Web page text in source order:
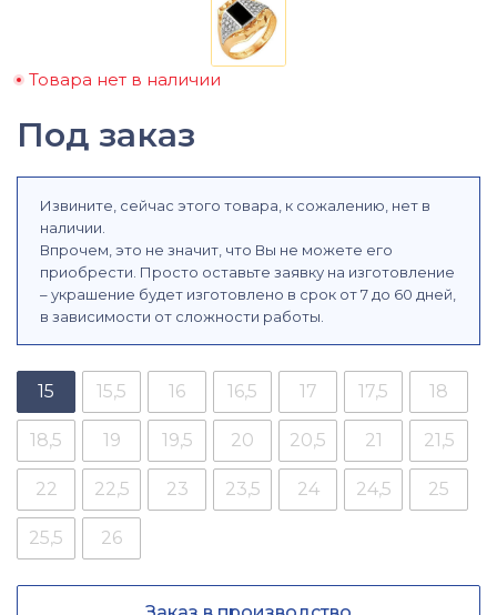
Товара нет в наличии
Под заказ
Извините, сейчас этого товара, к сожалению, нет в
наличии.
Впрочем, это не значит, что Вы не можете его
приобрести. Просто оставьте заявку на изготовление
– украшение будет изготовлено в срок от 7 до 60 дней,
в зависимости от сложности работы.
15 15,5 16 16,5 17 17,5 18
18,5 19 19,5 20 20,5 21 21,5
22 22,5 23 23,5 24 24,5 25
25,5 26